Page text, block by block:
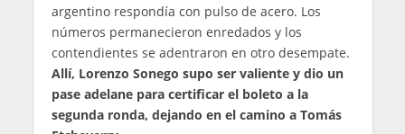
argentino respondía con pulso de acero. Los
números permanecieron enredados y los
contendientes se adentraron en otro desempate.
Allí, Lorenzo Sonego supo ser valiente y dio un
pase adelane para certificar el boleto a la
segunda ronda, dejando en el camino a Tomás